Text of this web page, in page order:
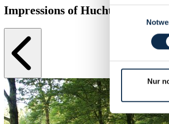
Nur
Impressions of Huchting